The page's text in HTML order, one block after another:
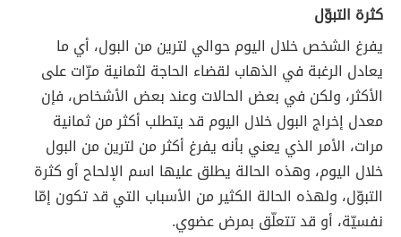
كثرة التبوّل
يفرغ الشخص خلال اليوم حوالي لترين من البول، أي ما
يعادل الرغبة في الذهاب لقضاء الحاجة لثمانية مرّات على
الأكثر، ولكن في بعض الحالات وعند بعض الأشخاص، فإن
معدل إخراج البول خلال اليوم قد يتطلب أكثر من ثمانية
مرات، الأمر الذي يعني بأنه يفرغ أكثر من لترين من البول
خلال اليوم، وهذه الحالة يطلق عليها اسم الإلحاح أو كثرة
التبوّل، ولهذه الحالة الكثير من الأسباب التي قد تكون إمّا
نفسيّة، أو قد تتعلّق بمرض عضوي.